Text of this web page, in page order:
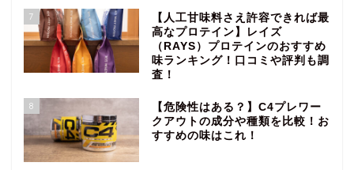
7
【人工甘味料さえ許容できれば最
高なプロテイン】レイズ
（RAYS）プロテインのおすすめ
味ランキング！口コミや評判も調
査！
8
【危険性はある？】C4プレワー
クアウトの成分や種類を比較！お
すすめの味はこれ！